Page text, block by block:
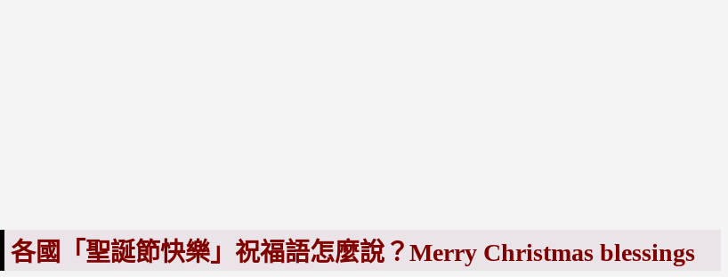
各國「聖誕節快樂」祝福語怎麼說？Merry Christmas blessings